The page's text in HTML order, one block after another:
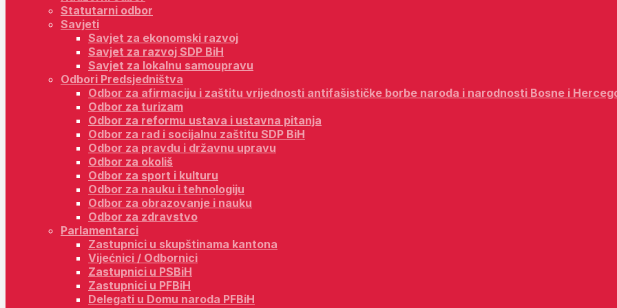
Statutarni odbor
Savjeti
Savjet za ekonomski razvoj
Savjet za razvoj SDP BiH
Savjet za lokalnu samoupravu
Odbori Predsjedništva
Odbor za afirmaciju i zaštitu vrijednosti antifašističke borbe naroda i narodnosti Bosne i
Odbor za turizam
Odbor za reformu ustava i ustavna pitanja
Odbor za rad i socijalnu zaštitu SDP BiH
Odbor za pravdu i državnu upravu
Odbor za okoliš
Odbor za sport i kulturu
Odbor za nauku i tehnologiju
Odbor za obrazovanje i nauku
Odbor za zdravstvo
Parlamentarci
Zastupnici u skupštinama kantona
Vijećnici / Odbornici
Zastupnici u PSBiH
Zastupnici u PFBiH
Delegati u Domu naroda PFBiH